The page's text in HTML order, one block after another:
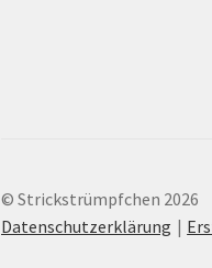
© Strickstrümpfchen 2026
Datenschutzerklärung